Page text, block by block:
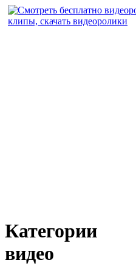
Категории
видео